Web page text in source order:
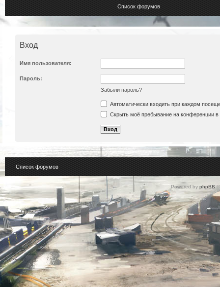
Список форумов
Вход
Имя пользователя:
Пароль:
Забыли пароль?
Автоматически входить при каждом
Скрыть моё пребывание на конференции в
Список форумов
Powered by phpBB©